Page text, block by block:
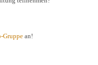
Gruppean!